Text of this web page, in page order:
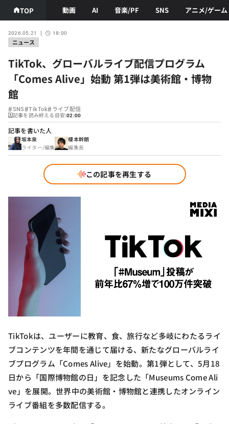
TOP 動画 AI 音楽/PF SNS アニメ/ゲーム
ニュース
2026.05.21 18:00
TikTok、グローバルライブ配信プログラム
「Comes Alive」始動 第1弾は美術館・博物
館
#SNS#TikTok#ライブ配信
記事を読み終える目安:02:00
記事を書いた人
坂本泉
ライター/編集
榎本幹朗
編集長
この記事を再生する
TikTokは、ユーザーに教育、食、旅行など多岐にわたるライ
ブコンテンツを年間を通じて届ける、新たなグローバルライ
ブプログラム「Comes Alive」を始動。第1弾として、5月18
日から「国際博物館の日」を記念した「Museums Come Ali
ve」を展開。世界中の美術館・博物館と連携したオンライン
ライブ番組を多数配信する。